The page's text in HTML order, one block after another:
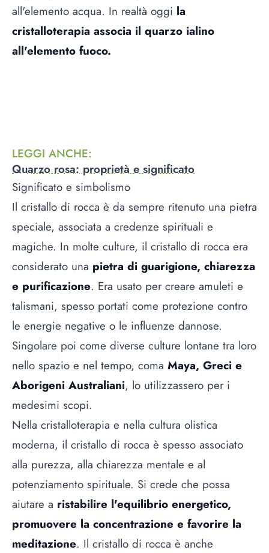
all'elemento acqua. In realtà oggi la
cristalloterapia associa il quarzo ialino
all'elemento fuoco.
LEGGI ANCHE:
Quarzo rosa: proprietà e significato
Significato e simbolismo
Il cristallo di rocca è da sempre ritenuto una pietra
speciale, associata a credenze spirituali e
magiche. In molte culture, il cristallo di rocca era
considerato una pietra di guarigione, chiarezza
e purificazione. Era usato per creare amuleti e
talismani, spesso portati come protezione contro
le energie negative o le influenze dannose.
Singolare poi come diverse culture lontane tra loro
nello spazio e nel tempo, coma Maya, Greci e
Aborigeni Australiani, lo utilizzassero per i
medesimi scopi.
Nella cristalloterapia e nella cultura olistica
moderna, il cristallo di rocca è spesso associato
alla purezza, alla chiarezza mentale e al
potenziamento spirituale. Si crede che possa
aiutare a ristabilire l'equilibrio energetico,
promuovere la concentrazione e favorire la
meditazione. Il cristallo di rocca è anche